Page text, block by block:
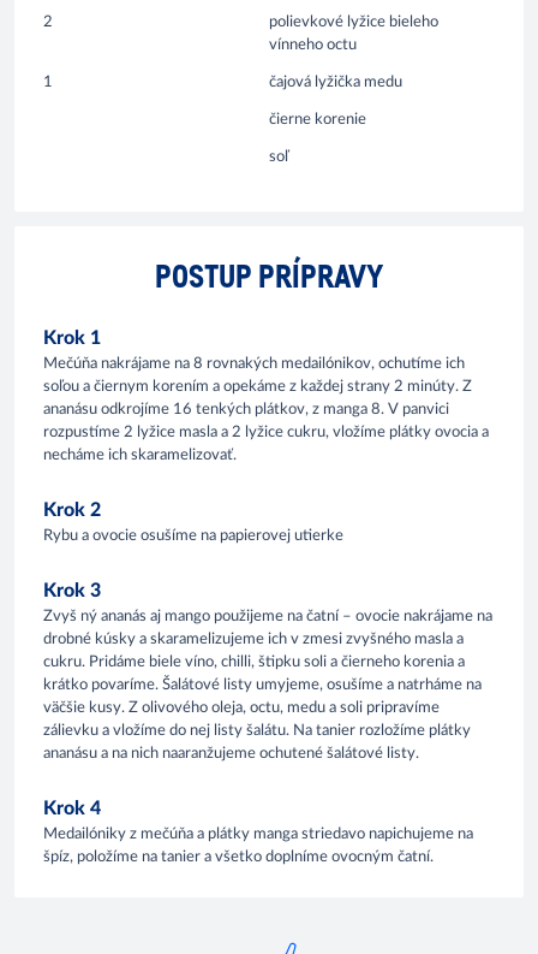
2
polievkové lyžice bieleho
vínneho octu
1 čajová lyžička medu
čierne korenie
soľ
POSTUP PRÍPRAVY
Krok 1
Mečúňa nakrájame na 8 rovnakých medailónikov, ochutíme ich
soľou a čiernym korením a opekáme z každej strany 2 minúty. Z
ananásu odkrojíme 16 tenkých plátkov, z manga 8. V panvici
rozpustíme 2 lyžice masla a 2 lyžice cukru, vložíme plátky ovocia a
necháme ich skaramelizovať.
Krok 2
Rybu a ovocie osušíme na papierovej utierke
Krok 3
Zvyš ný ananás aj mango použijeme na čatní – ovocie nakrájame na
drobné kúsky a skaramelizujeme ich v zmesi zvyšného masla a
cukru. Pridáme biele víno, chilli, štipku soli a čierneho korenia a
krátko povaríme. Šalátové listy umyjeme, osušíme a natrháme na
väčšie kusy. Z olivového oleja, octu, medu a soli pripravíme
zálievku a vložíme do nej listy šalátu. Na tanier rozložíme plátky
ananásu a na nich naaranžujeme ochutené šalátové listy.
Krok 4
Medailóniky z mečúňa a plátky manga striedavo napichujeme na
špíz, položíme na tanier a všetko doplníme ovocným čatní.